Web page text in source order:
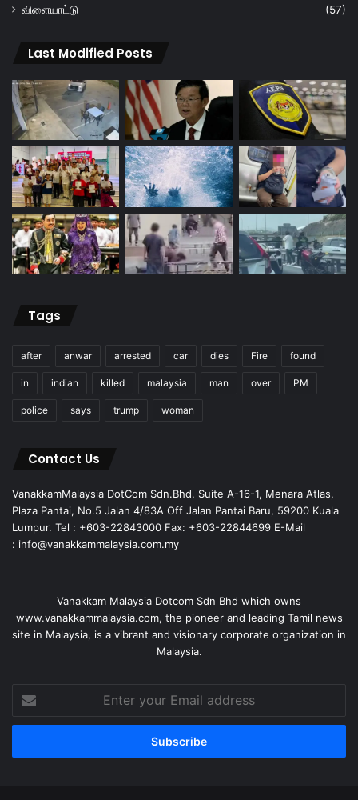
விளையாட்டு
(57)
Last Modified Posts
Tags
after anwar arrested car dies Fire found
in indian killed malaysia man over PM
police says trump woman
Contact Us
VanakkamMalaysia DotCom Sdn.Bhd. Suite A-16-1, Menara Atlas,
Plaza Pantai, No.5 Jalan 4/83A Off Jalan Pantai Baru, 59200 Kuala
Lumpur. Tel : +603-22843000 Fax: +603-22844699 E-Mail
: info@vanakkammalaysia.com.my
Vanakkam Malaysia Dotcom Sdn Bhd which owns
www.vanakkammalaysia.com, the pioneer and leading Tamil news
site in Malaysia, is a vibrant and visionary corporate organization in
Malaysia.
your
Email